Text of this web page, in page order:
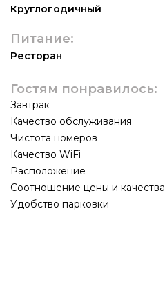
Круглогодичный
Питание:
Ресторан
Гостям понравилось:
Завтрак
Качество обслуживания
Чистота номеров
Качество WiFi
Расположение
Соотношение цены и качества
Удобство парковки